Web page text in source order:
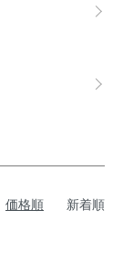
価格順 新着順